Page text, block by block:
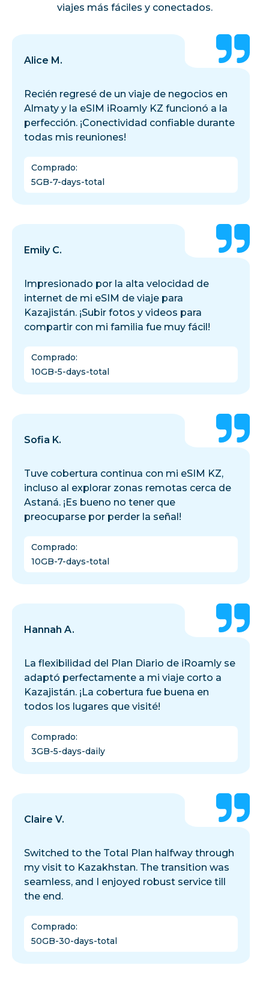
viajes más fáciles y conectados.
Alice M.
Recién regresé de un viaje de negocios en
Almaty y la eSIM iRoamly KZ funcionó a la
perfección. ¡Conectividad confiable durante
todas mis reuniones!
Comprado:
5GB-7-days-total
Emily C.
Impresionado por la alta velocidad de
internet de mi eSIM de viaje para
Kazajistán. ¡Subir fotos y videos para
compartir con mi familia fue muy fácil!
Comprado:
10GB-5-days-total
Sofia K.
Tuve cobertura continua con mi eSIM KZ,
incluso al explorar zonas remotas cerca de
Astaná. ¡Es bueno no tener que
preocuparse por perder la señal!
Comprado:
10GB-7-days-total
Hannah A.
La flexibilidad del Plan Diario de iRoamly se
adaptó perfectamente a mi viaje corto a
Kazajistán. ¡La cobertura fue buena en
todos los lugares que visité!
Comprado:
3GB-5-days-daily
Claire V.
Switched to the Total Plan halfway through
my visit to Kazakhstan. The transition was
seamless, and I enjoyed robust service till
the end.
Comprado:
50GB-30-days-total